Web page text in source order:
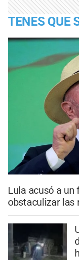
TENES QUE
Lula acusó a un
obstaculizar las